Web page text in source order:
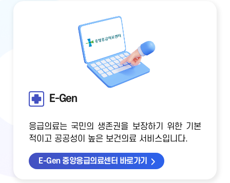
E-Gen
응급의료는 국민의 생존권을 보장하기 위한 기본
적이고 공공성이 높은 보건의료 서비스입니다.
E-Gen 중앙응급의료센터 바로가기